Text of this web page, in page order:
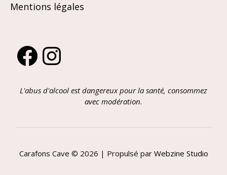
Mentions légales
FacebookInstagram
L'abus d'alcool est dangereux pour la santé, consommez
avec modération.
Carafons Cave © 2026 | Propulsé par Webzine Studio